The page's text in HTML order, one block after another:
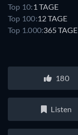
Top 10: 1 TAGE
Top 100:12 TAGE
Top 1.000:365 TAGE
180
Listen